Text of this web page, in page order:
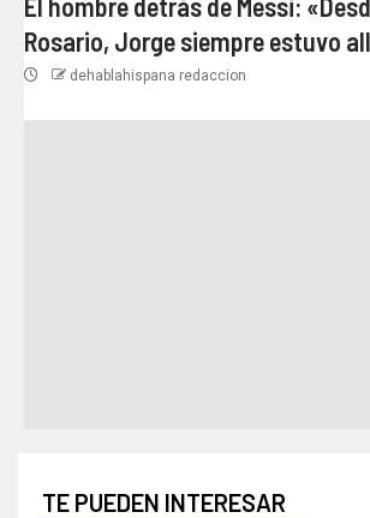
Rosario, Jorge siempre estuvo
dehablahispana redaccion
TE PUEDEN INTERESAR